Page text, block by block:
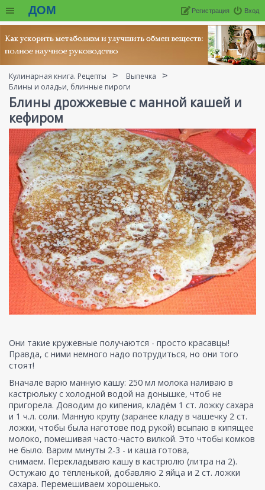
ДОМ Вход
Регистрация
Кулинарная книга. Рецепты
Выпечка
Блины и оладьи, блинные пироги
Блины дрожжевые с манной кашей и
кефиром
Они такие кружевные получаются - просто красавцы!
Правда, с ними немного надо потрудиться, но они того
стоят!
Вначале варю манную кашу: 250 мл молока наливаю в
кастрюльку с холодной водой на донышке, чтоб не
пригорела. Доводим до кипения, кладём 1 ст. ложку сахара
и 1 ч.л. соли. Манную крупу (заранее кладу в чашечку 2 ст.
ложки, чтобы была наготове под рукой) всыпаю в кипящее
молоко, помешивая часто-часто вилкой. Это чтобы комков
не было. Варим минуты 2-3 - и каша готова,
снимаем. Перекладываю кашу в кастрюлю (литра на 2).
Остужаю до тёпленькой, добавляю 2 яйца и 2 ст. ложки
сахара. Перемешиваем хорошенько.